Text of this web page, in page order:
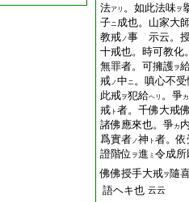
法アリ 。如此法味ヲ
子ニ成也。山家大
教戒ノ事 示云。
十戒也。時可教化
無罪者。可擁護ヲ
戒ノ中ニ。嗔心不
此戒ヲ犯給ヘリ 。爭カ
戒 ト 者。千佛大戒
諸佛應來也。爭カ
爲實者ノ神 ト 者。依
證階位 ヲ進 ミ 令成所
佛佛授手大戒ヲ 隨
語ヘキ也 云云